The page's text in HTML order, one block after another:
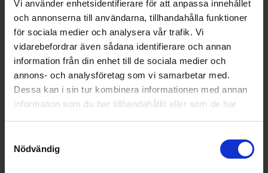
Vi använder enhetsidentifierare för att anpassa innehållet
och annonserna till användarna, tillhandahålla funktioner
för sociala medier och analysera vår trafik. Vi
vidarebefordrar även sådana identifierare och annan
information från din enhet till de sociala medier och
annons- och analysföretag som vi samarbetar med.
Dessa kan i sin tur kombinera informationen med annan
information som du har tillhandahållit eller som de har
Nödvändig
KÖP